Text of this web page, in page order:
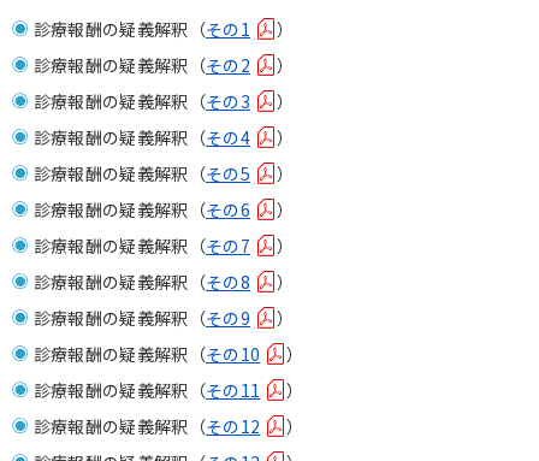
診療報酬の疑義解釈（その1
）
診療報酬の疑義解釈（その2
）
診療報酬の疑義解釈（その3
）
診療報酬の疑義解釈（その4
）
診療報酬の疑義解釈（その5
）
診療報酬の疑義解釈（その6
）
診療報酬の疑義解釈（その7
）
診療報酬の疑義解釈（その8
）
診療報酬の疑義解釈（その9
）
診療報酬の疑義解釈（その10
）
診療報酬の疑義解釈（その11
）
診療報酬の疑義解釈（その12
）